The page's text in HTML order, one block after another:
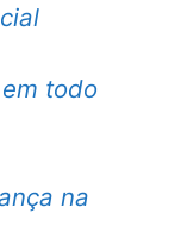
todo
na